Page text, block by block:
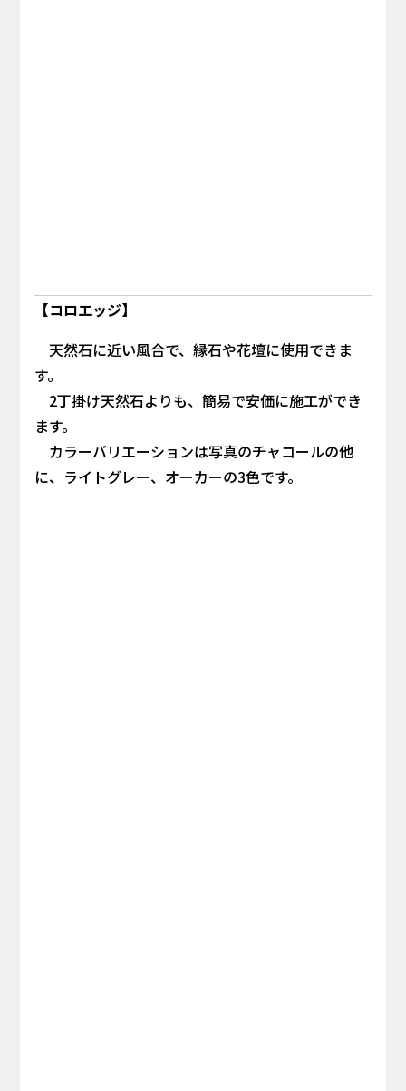
【コロエッジ】
天然石に近い風合で、縁石や花壇に使用できま
す。
2丁掛け天然石よりも、簡易で安価に施工ができ
ます。
カラーバリエーションは写真のチャコールの他
に、ライトグレー、オーカーの3色です。